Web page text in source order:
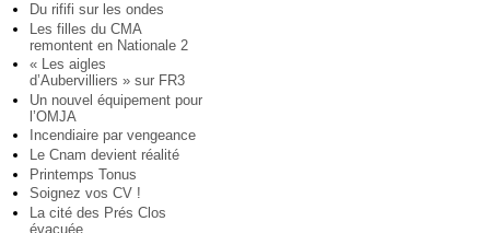
Du rififi sur les ondes
Les filles du CMA
remontent en Nationale 2
« Les aigles
d’Aubervilliers » sur FR3
Un nouvel équipement pour
l’OMJA
Incendiaire par vengeance
Le Cnam devient réalité
Printemps Tonus
Soignez vos CV !
La cité des Prés Clos
évacuée